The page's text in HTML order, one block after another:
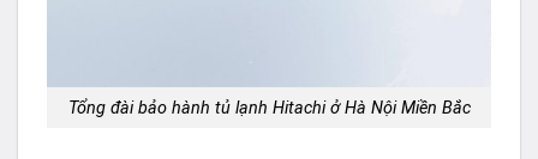
Tổng đài bảo hành tủ lạnh Hitachi ở Hà Nội Miền Bắc